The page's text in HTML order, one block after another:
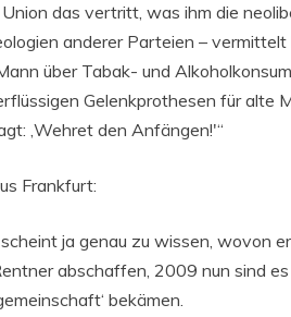
das vertritt, was ihm die
anderer Parteien –
über Tabak- und
Gelenkprothesen für alte
‚Wehret den Anfängen!'“
Frankfurt:
ja genau zu wissen, wovon
abschaffen, 2009 nun sind
bekämen.